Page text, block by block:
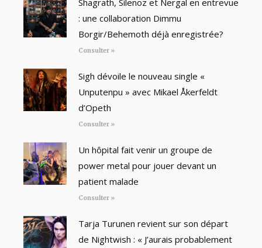
: une collaboration Dimmu
Borgir/Behemoth déjà enregistrée?
Consulter »
Sigh dévoile le nouveau single «
Unputenpu » avec Mikael Åkerfeldt
d’Opeth
Consulter »
Un hôpital fait venir un groupe de
power metal pour jouer devant un
patient malade
Consulter »
Tarja Turunen revient sur son départ
de Nightwish : « J’aurais probablement